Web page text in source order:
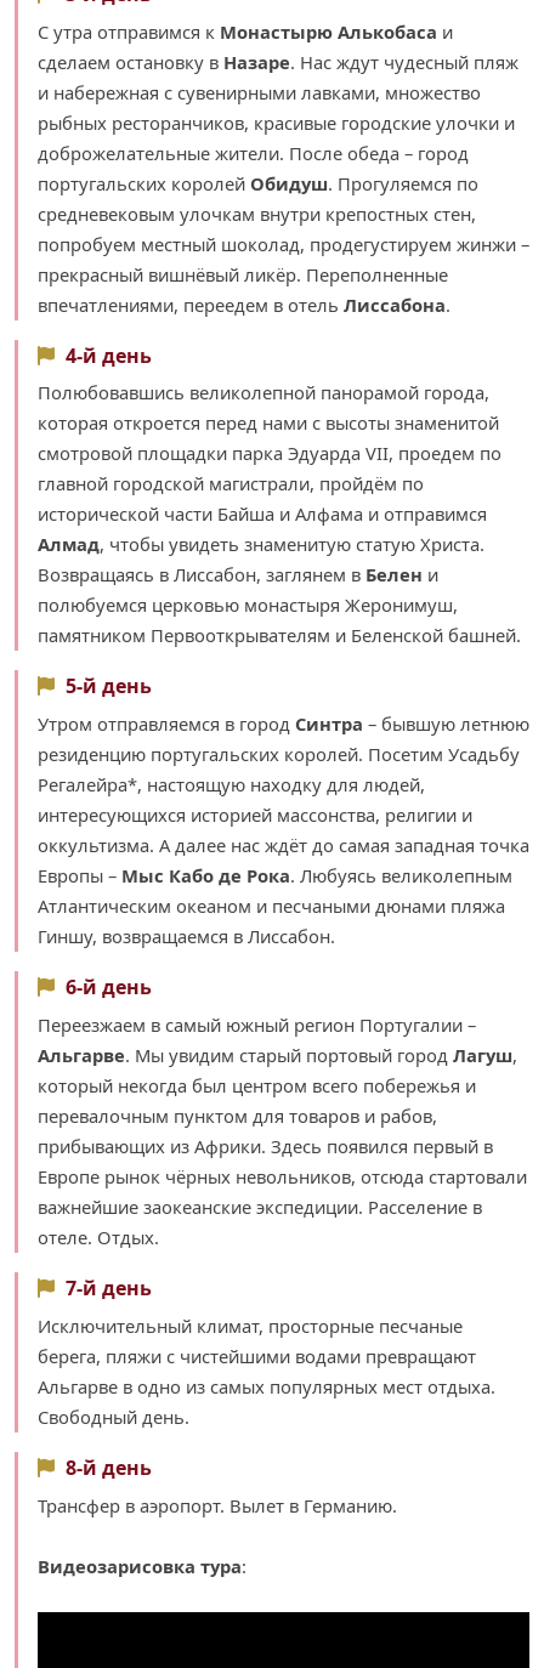
С утра отправимся к Монастырю Алькобаса и
сделаем остановку в Назаре. Нас ждут чудесный пляж
и набережная с сувенирными лавками, множество
рыбных ресторанчиков, красивые городские улочки и
доброжелательные жители. После обеда – город
португальских королей Обидуш. Прогуляемся по
средневековым улочкам внутри крепостных стен,
попробуем местный шоколад, продегустируем жинжи –
прекрасный вишнёвый ликёр. Переполненные
впечатлениями, переедем в отель Лиссабона.
4-й день
Полюбовавшись великолепной панорамой города,
которая откроется перед нами с высоты знаменитой
смотровой площадки парка Эдуарда VII, проедем по
главной городской магистрали, пройдём по
исторической части Байша и Алфама и отправимся
Алмад, чтобы увидеть знаменитую статую Христа.
Возвращаясь в Лиссабон, заглянем в Белен и
полюбуемся церковью монастыря Жеронимуш,
памятником Первооткрывателям и Беленской башней.
5-й день
Утром отправляемся в город Синтра – бывшую летнюю
резиденцию португальских королей. Посетим Усадьбу
Регалейра*, настоящую находку для людей,
интересующихся историей массонства, религии и
оккультизма. А далее нас ждёт до самая западная точка
Европы – Мыс Кабо де Рока. Любуясь великолепным
Атлантическим океаном и песчаными дюнами пляжа
Гиншу, возвращаемся в Лиссабон.
6-й день
Переезжаем в самый южный регион Португалии –
Альгарве. Мы увидим старый портовый город Лагуш,
который некогда был центром всего побережья и
перевалочным пунктом для товаров и рабов,
прибывающих из Африки. Здесь появился первый в
Европе рынок чёрных невольников, отсюда стартовали
важнейшие заокеанские экспедиции. Расселение в
отеле. Отдых.
7-й день
Исключительный климат, просторные песчаные
берега, пляжи с чистейшими водами превращают
Альгарве в одно из самых популярных мест отдыха.
Cвободный день.
8-й день
Трансфер в аэропорт. Вылет в Германию.
Видеозарисовка тура: